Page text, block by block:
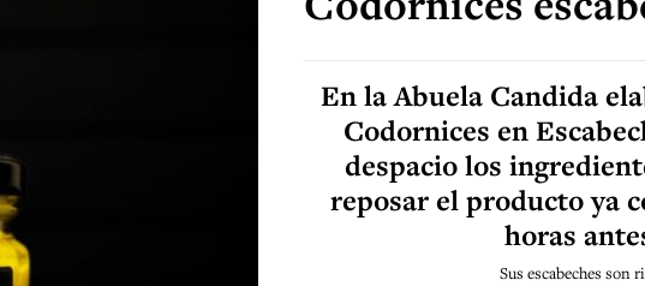
En la Abuela Candida
Codornices en
despacio los
reposar el producto ya
horas
Sus escabeches son